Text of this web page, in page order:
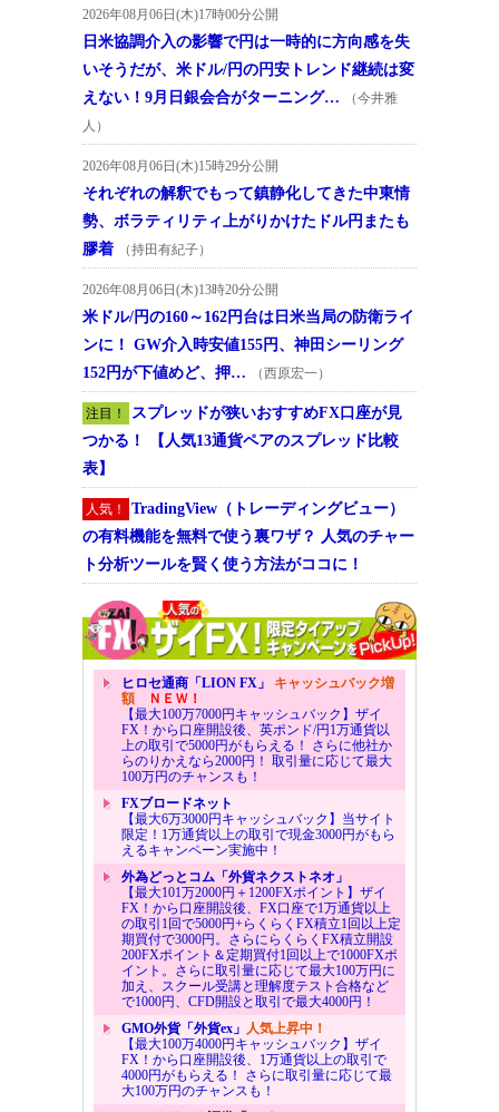
2026年08月06日(木)17時00分公開
日米協調介入の影響で円は一時的に方向感を失
いそうだが、米ドル/円の円安トレンド継続は変
えない！9月日銀会合がターニング…
（今井雅
人）
2026年08月06日(木)15時29分公開
それぞれの解釈でもって鎮静化してきた中東情
勢、ボラティリティ上がりかけたドル円またも
膠着
（持田有紀子）
2026年08月06日(木)13時20分公開
米ドル/円の160～162円台は日米当局の防衛ライ
ンに！ GW介入時安値155円、神田シーリング
152円が下値めど、押…
（西原宏一）
注目！
スプレッドが狭いおすすめFX口座が見
つかる！ 【人気13通貨ペアのスプレッド比較
表】
人気！
TradingView（トレーディングビュー）
の有料機能を無料で使う裏ワザ？ 人気のチャー
ト分析ツールを賢く使う方法がココに！
ヒロセ通商「LION FX」 キャッシュバック増
額ＮＥＷ！
【最大100万7000円キャッシュバック】ザイ
FX！から口座開設後、英ポンド/円1万通貨以
上の取引で5000円がもらえる！ さらに他社か
らのりかえなら2000円！ 取引量に応じて最大
100万円のチャンスも！
FXブロードネット
【最大6万3000円キャッシュバック】当サイト
限定！1万通貨以上の取引で現金3000円がもら
えるキャンペーン実施中！
外為どっとコム「外貨ネクストネオ」
【最大101万2000円＋1200FXポイント】ザイ
FX！から口座開設後、FX口座で1万通貨以上
の取引1回で5000円+らくらくFX積立1回以上定
期買付で3000円。さらにらくらくFX積立開設
200FXポイント＆定期買付1回以上で1000FXポ
イント。さらに取引量に応じて最大100万円に
加え、スクール受講と理解度テスト合格など
で1000円、CFD開設と取引で最大4000円！
GMO外貨「外貨ex」 人気上昇中！
【最大100万4000円キャッシュバック】ザイ
FX！から口座開設後、1万通貨以上の取引で
4000円がもらえる！ さらに取引量に応じて最
大100万円のチャンスも！